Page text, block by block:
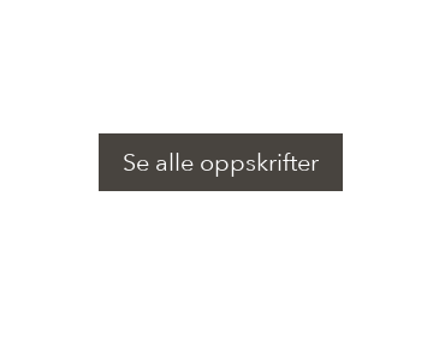
Magnesium (Mg)
Kobber (Cu)
Se alle oppskrifter